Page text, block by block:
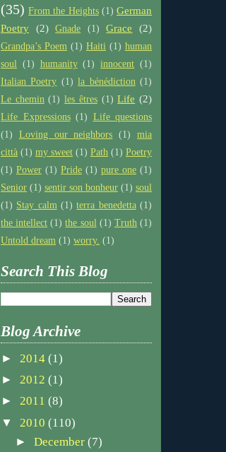
(35) From the Heights (1) German
Poetry (2) Gnade (1) Grace (2)
Grandpa’s Poem (1) Haiti (1) human
soul
(1) humanity (1) innocent (1)
Italian Poetry (1) la bénédiction (1)
Le chemin (1) les êtres (1) Life (2)
Life Expressions (1) Life questions
(1)
Loving our neighbors (1)
mia
città (1) my sweet (1) Path (1) Poetry
(1) Power (1) Pride (1) pure one (1)
Senior (1) sentir son bonheur (1) soul
(1) Stay calm (1) terra benedetta (1)
the intellect (1) the soul (1) Truth (1)
Untold dream (1) worry. (1)
Search This Blog
Blog Archive
► 2014 (1)
► 2012 (1)
► 2011 (8)
▼ 2010 (110)
►December(7)